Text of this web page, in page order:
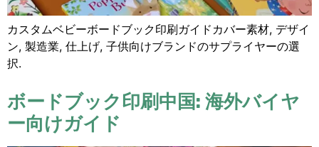
カスタムベビーボードブック印刷ガイドカバー素材, デザイ
ン, 製造業, 仕上げ, 子供向けブランドのサプライヤーの選
択.
ボードブック印刷中国: 海外バイヤ
ー向けガイド